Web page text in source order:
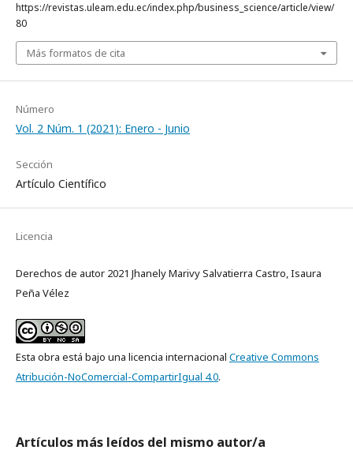
https://revistas.uleam.edu.ec/index.php/business_science/article/view/
80
Más formatos de cita
Número
Vol. 2 Núm. 1 (2021): Enero - Junio
Sección
Artículo Científico
Licencia
Derechos de autor 2021 Jhanely Marivy Salvatierra Castro, Isaura
Peña Vélez
Esta obra está bajo una licencia internacional Creative Commons
Atribución-NoComercial-CompartirIgual 4.0.
Artículos más leídos del mismo autor/a